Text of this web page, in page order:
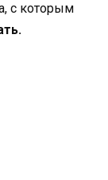
с которым